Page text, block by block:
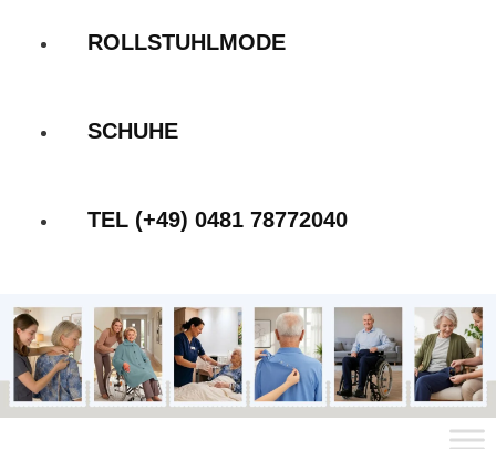
ROLLSTUHLMODE
SCHUHE
TEL (+49) 0481 78772040